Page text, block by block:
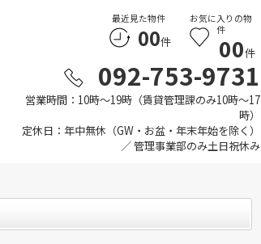
最近見た物件
00件
お気に入りの物
件
00件
092-753-9731
営業時間：10時～19時（賃貸管理課のみ10時～17
時）
定休日：年中無休（GW・お盆・年末年始を除く）
／ 管理事業部のみ土日祝休み